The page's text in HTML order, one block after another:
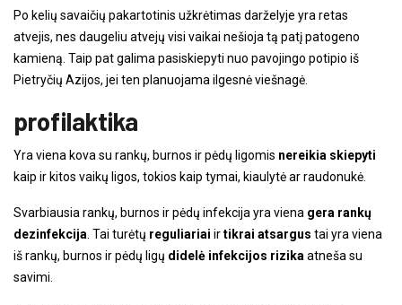
Po kelių savaičių pakartotinis užkrėtimas darželyje yra retas
atvejis, nes daugeliu atvejų visi vaikai nešioja tą patį patogeno
kamieną. Taip pat galima pasiskiepyti nuo pavojingo potipio iš
Pietryčių Azijos, jei ten planuojama ilgesnė viešnagė.
profilaktika
Yra viena kova su rankų, burnos ir pėdų ligomis nereikia skiepyti
kaip ir kitos vaikų ligos, tokios kaip tymai, kiaulytė ar raudonukė.
Svarbiausia rankų, burnos ir pėdų infekcija yra viena gera rankų
dezinfekcija . Tai turėtų reguliariai irtikrai atsargus tai yra viena
iš rankų, burnos ir pėdų ligų didelė infekcijos rizika atneša su
savimi.